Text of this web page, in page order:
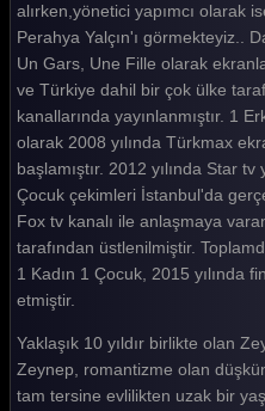
alırken,yönetici yapımcı olarak
Perahya Yalçın'ı görmekteyiz..
Un Gars, Une Fille olarak
ve Türkiye dahil bir çok ülke
kanallarında yayınlanmıştır. 1
olarak 2008 yılında Türkmax
başlamıştır. 2012 yılında Star
Çocuk çekimleri İstanbul'da
Fox tv kanalı ile anlaşmaya
tarafından üstlenilmiştir.
1 Kadın 1 Çocuk, 2015 yılında
etmiştir.
Yaklaşık 10 yıldır birlikte olan
Zeynep, romantizme olan
tam tersine evlilikten uzak bir